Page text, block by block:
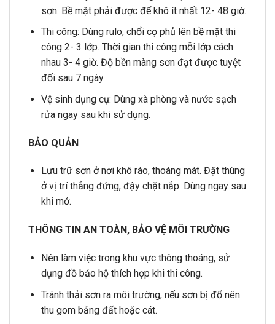
sơn. Bề mặt phải được để khô ít nhất 12- 48 giờ.
Thi công: Dùng rulo, chổi cọ phủ lên bề mặt thi
công 2- 3 lớp. Thời gian thi công mỗi lớp cách
nhau 3- 4 giờ. Độ bền màng sơn đạt được tuyệt
đối sau 7 ngày.
Vệ sinh dụng cụ: Dùng xà phòng và nước sạch
rửa ngay sau khi sử dụng.
BẢO QUẢN
Lưu trữ sơn ở nơi khô ráo, thoáng mát. Đặt thùng
ở vị trí thẳng đứng, đậy chặt nắp. Dùng ngay sau
khi mở.
THÔNG TIN AN TOÀN, BẢO VỆ MÔI TRƯỜNG
Nên làm việc trong khu vực thông thoáng, sử
dụng đồ bảo hộ thích hợp khi thi công.
Tránh thải sơn ra môi trường, nếu sơn bị đổ nên
thu gom bằng đất hoặc cát.